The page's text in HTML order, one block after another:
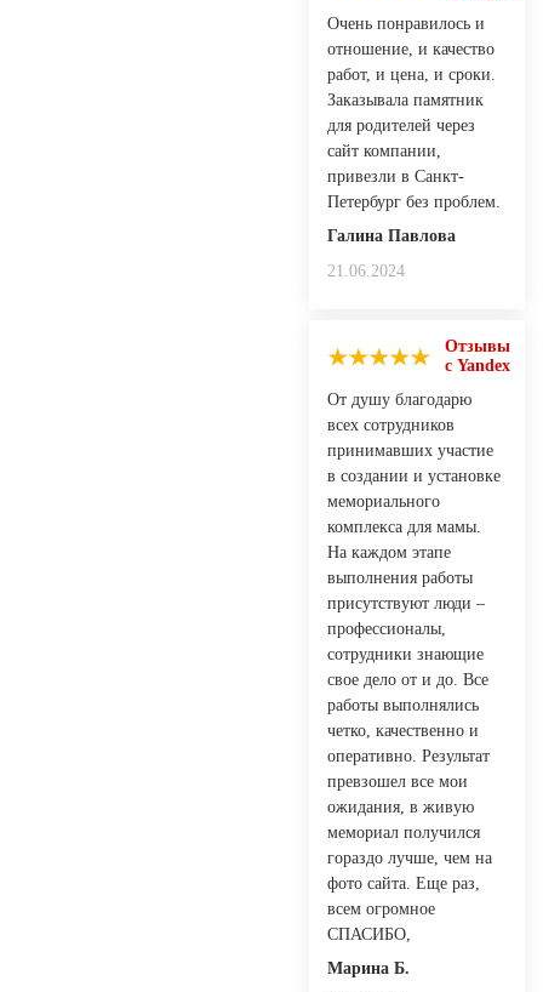
Очень понравилось и
отношение, и качество
работ, и цена, и сроки.
Заказывала памятник
для родителей через
сайт компании,
привезли в Санкт-
Петербург без проблем.
Галина Павлова
21.06.2024
Отзывы
с Yandex
От душу благодарю
всех сотрудников
принимавших участие
в создании и установке
мемориального
комплекса для мамы.
На каждом этапе
выполнения работы
присутствуют люди –
профессионалы,
сотрудники знающие
свое дело от и до. Все
работы выполнялись
четко, качественно и
оперативно. Результат
превзошел все мои
ожидания, в живую
мемориал получился
гораздо лучше, чем на
фото сайта. Еще раз,
всем огромное
СПАСИБО,
Марина Б.